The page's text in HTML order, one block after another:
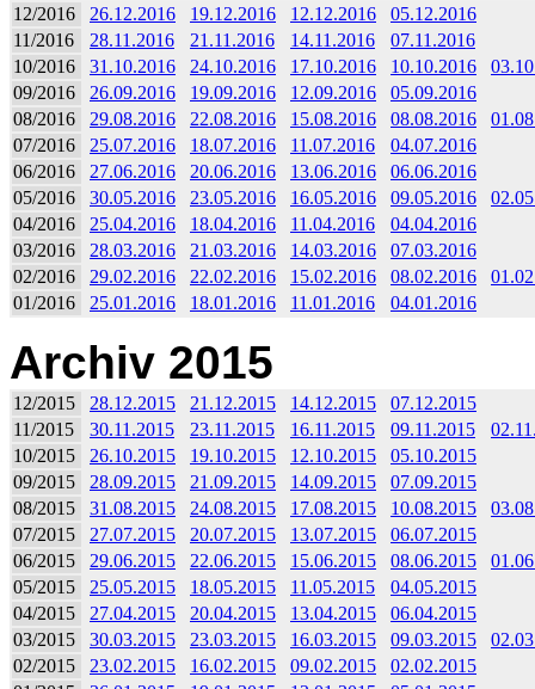
12/2016 26.12.2016 19.12.2016 12.12.2016
05.12.2016
11/2016
28.11.2016 21.11.2016 14.11.2016
07.11.2016
10/2016
31.10.2016 24.10.2016 17.10.2016 10.10.2016
09/2016
26.09.2016 19.09.2016 12.09.2016
05.09.2016
08/2016
29.08.2016 22.08.2016 15.08.2016 08.08.2016
07/2016
25.07.2016 18.07.2016 11.07.2016
04.07.2016
06/2016
27.06.2016 20.06.2016 13.06.2016
06.06.2016
05/2016
30.05.2016 23.05.2016 16.05.2016 09.05.2016
04/2016
25.04.2016 18.04.2016 11.04.2016
04.04.2016
03/2016
28.03.2016 21.03.2016 14.03.2016
07.03.2016
02/2016
29.02.2016 22.02.2016 15.02.2016 08.02.2016
01/2016
25.01.2016 18.01.2016 11.01.2016 04.01.2016
Archiv 2015
12/2015 28.12.2015 21.12.2015 14.12.2015
07.12.2015
11/2015
30.11.2015 23.11.2015 16.11.2015 09.11.2015
10/2015
26.10.2015 19.10.2015 12.10.2015
05.10.2015
09/2015
28.09.2015 21.09.2015 14.09.2015
07.09.2015
08/2015
31.08.2015 24.08.2015 17.08.2015 10.08.2015
07/2015
27.07.2015 20.07.2015 13.07.2015
06.07.2015
06/2015
29.06.2015 22.06.2015 15.06.2015 08.06.2015
05/2015
25.05.2015 18.05.2015 11.05.2015
04.05.2015
04/2015
27.04.2015 20.04.2015 13.04.2015
06.04.2015
03/2015
30.03.2015 23.03.2015 16.03.2015 09.03.2015
02/2015
23.02.2015 16.02.2015 09.02.2015
02.02.2015